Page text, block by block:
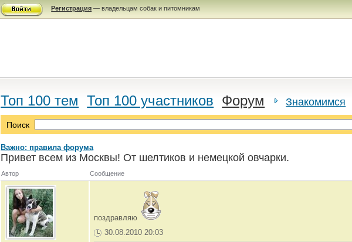
Регистрация — владельцам собак и питомникам
Топ 100 тем Топ 100 участников Форум Знакомимся
Поиск
Важно: правила форума
Привет всем из Москвы! От шелтиков и немецкой овчарки.
Автор Сообщение
поздравляю
30.08.2010 20:03